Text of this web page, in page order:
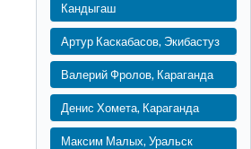
Кандыгаш
Артур Каскабасов, Экибастуз
Валерий Фролов, Караганда
Денис Хомета, Караганда
Максим Малых, Уральск